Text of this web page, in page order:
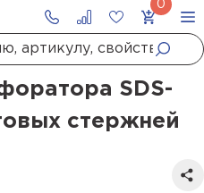
для безмуфтовых стержней
SDS-
стержней